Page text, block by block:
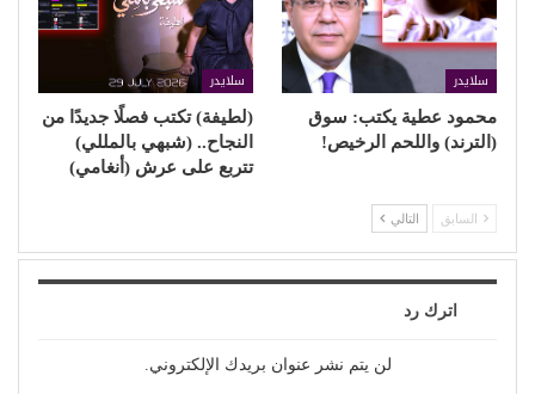
سلايدر
محمود عطية يكتب: سوق
(الترند) واللحم الرخيص!
سلايدر
(لطيفة) تكتب فصلًا جديدًا من
النجاح.. (شبهي بالمللي)
تتربع على عرش (أنغامي)
السابق التالي
اترك رد
لن يتم نشر عنوان بريدك الإلكتروني.